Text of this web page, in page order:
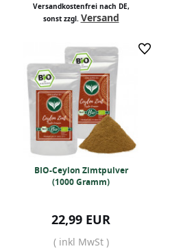
Versandkostenfrei nach DE,
sonst zzgl. Versand
BIO-Ceylon Zimtpulver
(1000 Gramm)
22,99 EUR
( inkl MwSt )